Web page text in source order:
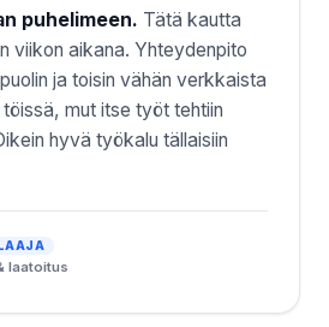
puhelimeen. Tätä kautta
viikon aikana. Yhteydenpito
ja toisin vähän verkkaista
mut itse työt tehtiin
hyvä työkalu tällaisiin
laatoitus